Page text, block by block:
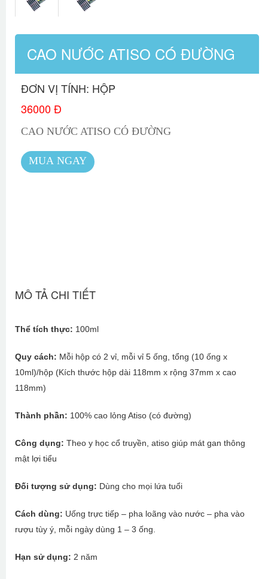
CAO NƯỚC ATISO CÓ ĐƯỜNG
ĐƠN VỊ TÍNH: HỘP
36000 Đ
CAO NƯỚC ATISO CÓ ĐƯỜNG
MUA NGAY
MÔ TẢ CHI TIẾT
Thể tích thực: 100ml
Quy cách: Mỗi hộp có 2 vỉ, mỗi vỉ 5 ống, tổng (10 ống x
10ml)/hộp (Kích thước hộp dài 118mm x rộng 37mm x cao
118mm)
Thành phần: 100% cao lỏng Atiso (có đường)
Công dụng: Theo y học cổ truyền, atiso giúp mát gan thông
mật lợi tiểu
Đối tượng sử dụng: Dùng cho mọi lứa tuổi
Cách dùng: Uống trực tiếp – pha loãng vào nước – pha vào
rượu tùy ý, mỗi ngày dùng 1 – 3 ống.
Hạn sử dụng: 2 năm